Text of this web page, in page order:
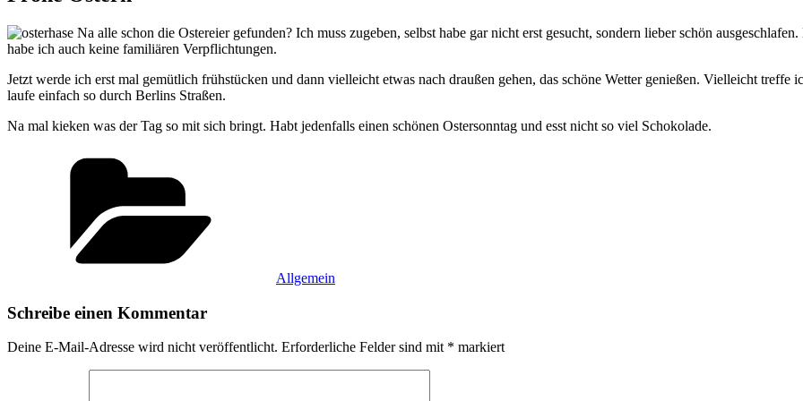
Na alle schon die Ostereier gefunden? Ich muss zugeben, selbst habe gar nicht erst gesucht, sondern lieber schön
habe ich auch keine familiären Verpflichtungen.
Jetzt werde ich erst mal gemütlich frühstücken und dann vielleicht etwas nach draußen gehen, das schöne Wetter genießen. Vielleicht
laufe einfach so durch Berlins Straßen.
Na mal kieken was der Tag so mit sich bringt. Habt jedenfalls einen schönen Ostersonntag und esst nicht so viel Schokolade.
Allgemein
Schreibe einen Kommentar
Deine E-Mail-Adresse wird nicht veröffentlicht. Erforderliche Felder sind mit * markiert